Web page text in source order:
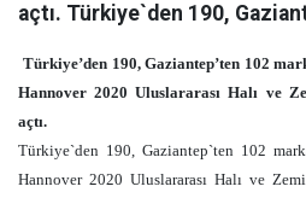
açtı. Türkiye`den 190,
Türkiye’den 190, Gaziantep’ten 102
Hannover 2020 Uluslararası Halı ve
açtı.
Türkiye`den 190, Gaziantep`ten 102
Hannover 2020 Uluslararası Halı ve